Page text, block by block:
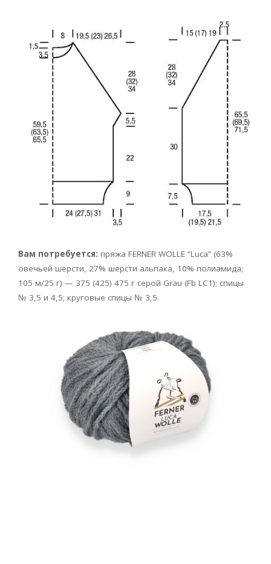
Вам потребуется: пряжа FERNER WOLLE “Luca” (63%
овечьей шерсти, 27% шерсти альпака, 10% полиамида;
105 м/25 г) — 375 (425) 475 г серой Grau (Fb LC1); спицы
№ 3,5 и 4,5; круговые спицы № 3,5.